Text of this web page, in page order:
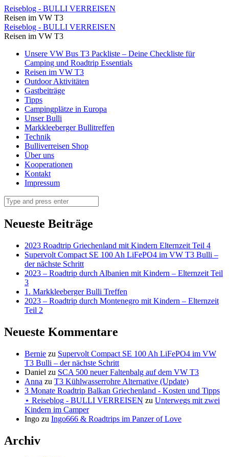
Huckepack
geht
es
nächste
Werkstatt
Reiseblog
BULLI
VERREISEN
Reiseblog - BULLI VERREISEN
Reisen im VW T3
Huckepack
geht
die
nächste
Werkstatt
Reiseblog
BULLI
VERREISEN
Reiseblog - BULLI VERREISEN
Reisen im VW T3
Skip
content
Unsere VW Bus T3 Packliste – Deine Checkliste für
Camping und Roadtrip Essentials
Reisen im VW T3
Outdoor Aktivitäten
Gastbeiträge
Tipps
Campingplätze in Europa
Unser Bulli
Markkleeberger Bullitreffen
Technik
Bulliverreisen Shop
Über uns
Kooperationen
Kontakt
Impressum
Search
Neueste Beiträge
2023 Roadtrip Griechenland mit Kindern Elternzeit Teil 4
Supervolt Compact SE 100 Ah LiFePO4 im VW T3 Bulli –
der nächste Schritt
2023 – Roadtrip durch Albanien mit Kindern – Elternzeit Teil
3
1. Markkleeberger Bulli Treffen
2023 – Roadtrip durch Montenegro mit Kindern – Elternzeit
Teil 2
Neueste Kommentare
Bernie zu Supervolt Compact SE 100 Ah LiFePO4 im VW
T3 Bulli – der nächste Schritt
Daniel zu SCA 500 neuer Faltenbalg auf dem VW T3
Anna zu T3 Kühlwasserrohre Alternative (Update)
3 Monate Roadtrip Balkan Griechenland - Kosten und Tipps
⋆ Reiseblog - BULLI VERREISEN zu Unterwegs mit zwei
Kindern im Camper
Ingo zu Ingo666 & Roadtrips im Panzer of Love
Archiv